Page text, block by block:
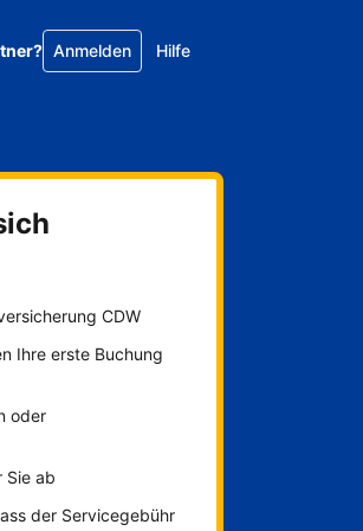
Anmelden Hilfe
CDW
Ihre erste Buchung
oder
Sie ab
der Servicegebühr